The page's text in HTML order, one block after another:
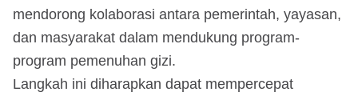
mendorong kolaborasi antara pemerintah, yayasan,
dan masyarakat dalam mendukung program-
program pemenuhan gizi.
Langkah ini diharapkan dapat mempercepat